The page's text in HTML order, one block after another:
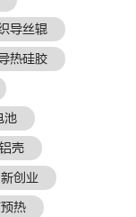
导丝辊
热硅胶
池
壳
创业
热